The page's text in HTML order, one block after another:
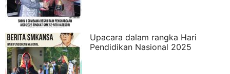
Upacara dalam rangka Hari
Pendidikan Nasional 2025